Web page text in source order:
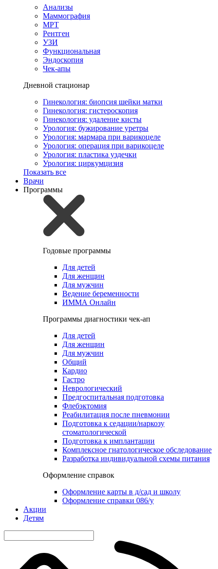
Анализы
Маммография
МРТ
Рентген
УЗИ
Функциональная
Эндоскопия
Чек-апы
Дневной стационар
Гинекология: биопсия шейки матки
Гинекология: гистероскопия
Гинекология: удаление кисты
Урология: бужирование уретры
Урология: мармара при варикоцеле
Урология: операция при варикоцеле
Урология: пластика уздечки
Урология: циркумцизия
Показать все
Врачи
Программы
Годовые программы
Для детей
Для женщин
Для мужчин
Ведение беременности
ИММА Онлайн
Программы диагностики чек-ап
Для детей
Для женщин
Для мужчин
Общий
Кардио
Гастро
Неврологический
Предгоспитальная подготовка
Флебэктомия
Реабилитация после пневмонии
Подготовка к седации/наркозу
стоматологической
Подготовка к имплантации
Комплексное гнатологическое обследование
Разработка индивидуальной схемы питания
Оформление справок
Оформление карты в д/сад и школу
Оформление справки 086/у
Акции
Детям